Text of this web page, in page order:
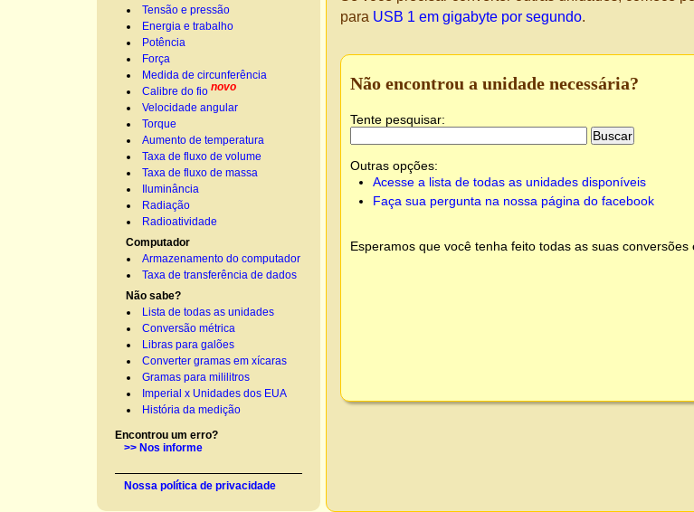
Tensão e pressão
Energia e trabalho
Potência
Força
Medida de circunferência
Calibre do fio novo
Velocidade angular
Torque
Aumento de temperatura
Taxa de fluxo de volume
Taxa de fluxo de massa
Iluminância
Radiação
Radioatividade
Computador
Armazenamento do computador
Taxa de transferência de dados
Não sabe?
Lista de todas as unidades
Conversão métrica
Libras para galões
Converter gramas em xícaras
Gramas para mililitros
Imperial x Unidades dos EUA
História da medição
Encontrou um erro?
>> Nos informe
Nossa política de privacidade
para USB 1 em gigabyte por segundo.
Não encontrou a unidade necessária?
Tente pesquisar:
Outras opções:
Acesse a lista de todas as unidades disponíveis
Faça sua pergunta na nossa página do facebook
Esperamos que você tenha feito todas as suas conversões